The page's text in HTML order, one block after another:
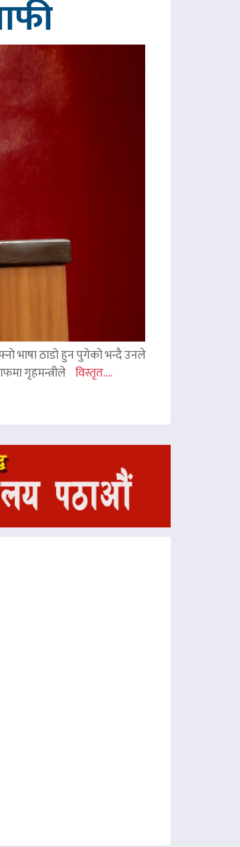
भाषा ठाडो हुन पुगेको भन्दै उनले
गृहमन्त्रीले विस्तृत....